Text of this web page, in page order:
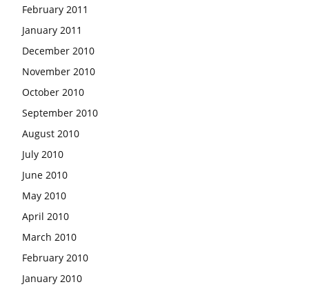
February 2011
January 2011
December 2010
November 2010
October 2010
September 2010
August 2010
July 2010
June 2010
May 2010
April 2010
March 2010
February 2010
January 2010